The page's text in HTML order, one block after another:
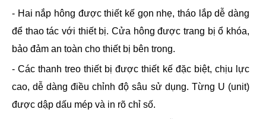
- Hai nắp hông được thiết kế gọn nhẹ, tháo lắp dễ dàng
để thao tác với thiết bị. Cửa hông được trang bị ổ khóa,
bảo đảm an toàn cho thiết bị bên trong.
- Các thanh treo thiết bị được thiết kế đặc biệt, chịu lực
cao, dễ dàng điều chỉnh độ sâu sử dụng. Từng U (unit)
được dập dấu mép và in rõ chỉ số.